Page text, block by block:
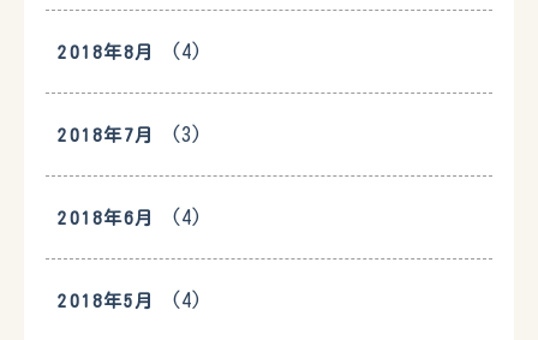
2018年8月 (4)
2018年7月 (3)
2018年6月 (4)
2018年5月 (4)